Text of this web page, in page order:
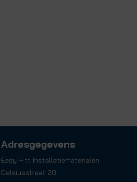
Adresgegevens
Easy-Fitt Installatiematerialen
Celsiusstraat 20